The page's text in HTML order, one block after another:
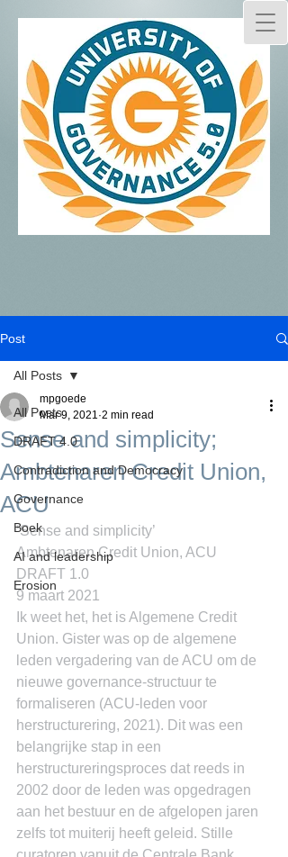
Post
All Posts
DRAFT 4.0
Contradiction and Democracy
Governance
Boek
AI and leadership
Erosion
All Posts
Sense and simplicity;
Ambtenaren Credit Union,
ACU
mpgoede
Mar 9, 2021 2 min read
‘Sense and simplicity’
Ambtenaren Credit Union, ACU
DRAFT 1.0
9 maart 2021
Ik weet het, het is Algemene Credit
Union. Gister was op de algemene
leden vergadering van de ACU om de
nieuwe governance-structuur te
formaliseren (ACU-leden voor
herstructurering, 2021). Dit was een
belangrijke stap in een
herstructureringsproces dat reeds in
2002 door de leden was opgedragen
aan het bestuur en de afgelopen jaren
zelfs tot muiterij heeft geleid. Stille